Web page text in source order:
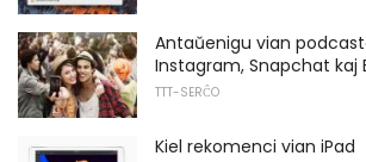
Antaŭenigu vian
Instagram, Snapchat kaj
TTT-SERĈO
Kiel rekomenci vian iPad